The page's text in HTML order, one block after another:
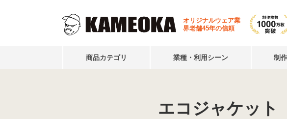
オリジナルウェア業
界老舗45年の信頼
商品カテゴリ 業種・利用シーン 制
エコジャケット